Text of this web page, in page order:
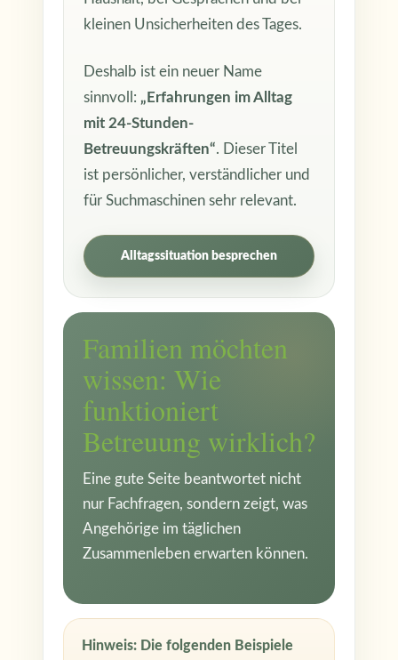
kleinen Unsicherheiten des Tages.
Deshalb ist ein neuer Name
sinnvoll: „Erfahrungen im Alltag
mit 24-Stunden-
Betreuungskräften“. Dieser Titel
ist persönlicher, verständlicher und
für Suchmaschinen sehr relevant.
Alltagssituation besprechen
Familien möchten
wissen: Wie
funktioniert
Betreuung wirklich?
Eine gute Seite beantwortet nicht
nur Fachfragen, sondern zeigt, was
Angehörige im täglichen
Zusammenleben erwarten können.
Hinweis: Die folgenden Beispiele